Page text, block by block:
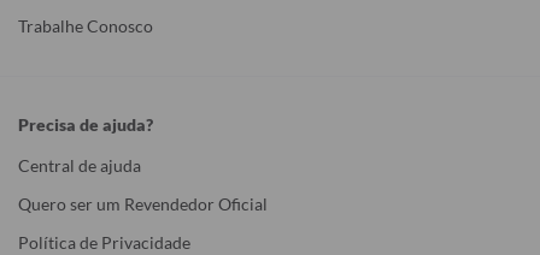
Trabalhe Conosco
Precisa de ajuda?
Central de ajuda
Quero ser um Revendedor Oficial
Política de Privacidade